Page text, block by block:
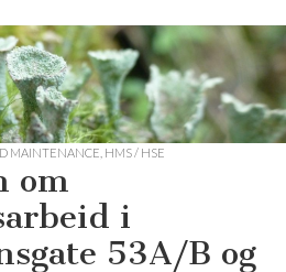
MAINTENANCE HMS / HSE
om
i
53A/B og